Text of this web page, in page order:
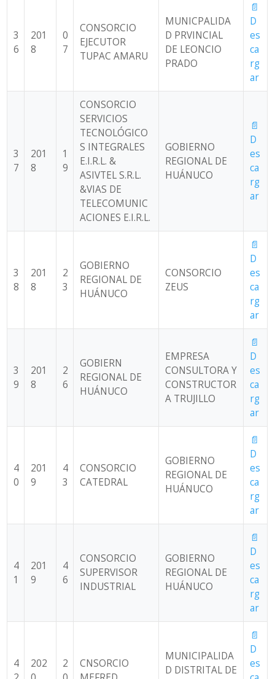
3
6
201
8
0
7
CONSORCIO
EJECUTOR
TUPAC AMARU
MUNICPALIDA
D PRVINCIAL
DE LEONCIO
PRADO
📄
D
es
ca
rg
ar
3
7
201
8
1
9
CONSORCIO
SERVICIOS
TECNOLÓGICO
S INTEGRALES
E.I.R.L. &
ASIVTEL S.R.L.
&VIAS DE
TELECOMUNIC
ACIONES E.I.R.L.
GOBIERNO
REGIONAL DE
HUÁNUCO
📄
D
es
ca
rg
ar
3
8
201
8
2
3
GOBIERNO
REGIONAL DE
HUÁNUCO
CONSORCIO
ZEUS
📄
D
es
ca
rg
ar
3
9
201
8
2
6
GOBIERN
REGIONAL DE
HUÁNUCO
EMPRESA
CONSULTORA Y
CONSTRUCTOR
A TRUJILLO
📄
D
es
ca
rg
ar
4
0
201
9
4
3
CONSORCIO
CATEDRAL
GOBIERNO
REGIONAL DE
HUÁNUCO
📄
D
es
ca
rg
ar
4
1
201
9
4
6
CONSORCIO
SUPERVISOR
INDUSTRIAL
GOBIERNO
REGIONAL DE
HUÁNUCO
📄
D
es
ca
rg
ar
4
202
2
CNSORCIO
MUNICIPALIDA
D DISTRITAL DE
📄
D
es